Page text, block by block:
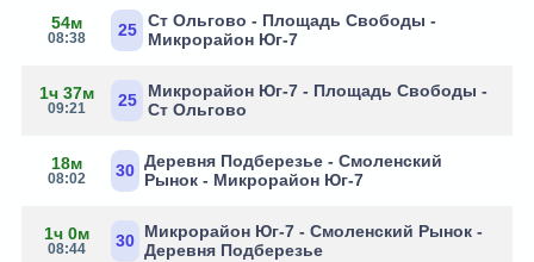
54м
08:38 25
Ст Ольгово - Площадь Свободы -
Микрорайон Юг-7
1ч 37м
09:21 25
Микрорайон Юг-7 - Площадь Свободы -
Ст Ольгово
18м
08:02 30 Деревня Подберезье - Смоленский
Рынок - Микрорайон Юг-7
1ч 0м
08:44 30 Микрорайон Юг-7 - Смоленский Рынок -
Деревня Подберезье